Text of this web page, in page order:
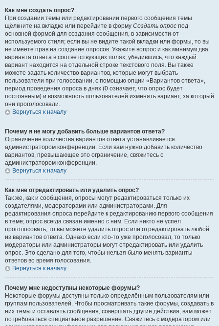
Как мне создать опрос?
При создании темы или редактировании первого сообщения темы
щёлкните на вкладке или перейдите в форму Создать опрос под
основной формой для создания сообщения, в зависимости от
используемого стиля; если вы не видите такой вкладки или формы, то вы
не имеете прав на создание опросов. Укажите вопрос и как минимум два
варианта ответа в соответствующих полях, убедившись, что каждый
вариант находится на отдельной строке текстового поля. Вы также
можете задать количество вариантов, которые могут выбрать
пользователи при голосовании, с помощью опции «Вариантов ответа»,
период проведения опроса в днях (0 означает, что опрос будет
постоянным) и возможность пользователей изменять вариант, за который
они проголосовали.
Вернуться к началу
Почему я не могу добавить больше вариантов ответа?
Ограничение количества вариантов ответа устанавливается
администратором конференции. Если вам нужно добавить количество
вариантов, превышающее это ограничение, свяжитесь с
администратором конференции.
Вернуться к началу
Как мне отредактировать или удалить опрос?
Так же, как и сообщения, опросы могут редактироваться только их
создателями, модераторами или администраторами. Для
редактирования опроса перейдите к редактированию первого сообщения
в теме; опрос всегда связан именно с ним. Если никто не успел
проголосовать, то вы можете удалить опрос или отредактировать любой
из вариантов ответа. Однако если кто-то уже проголосовал, то только
модераторы или администраторы могут отредактировать или удалить
опрос. Это сделано для того, чтобы нельзя было менять варианты
ответов во время голосования.
Вернуться к началу
Почему мне недоступны некоторые форумы?
Некоторые форумы доступны только определённым пользователям или
группам пользователей. Чтобы просматривать такие форумы, создавать в
них темы и оставлять сообщения, совершать другие действия, вам может
потребоваться специальное разрешение. Свяжитесь с модератором или